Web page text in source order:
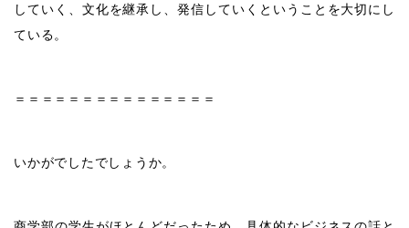
していく、文化を継承し、発信していくということを大切にし
ている。
＝＝＝＝＝＝＝＝＝＝＝＝＝＝＝
いかがでしたでしょうか。